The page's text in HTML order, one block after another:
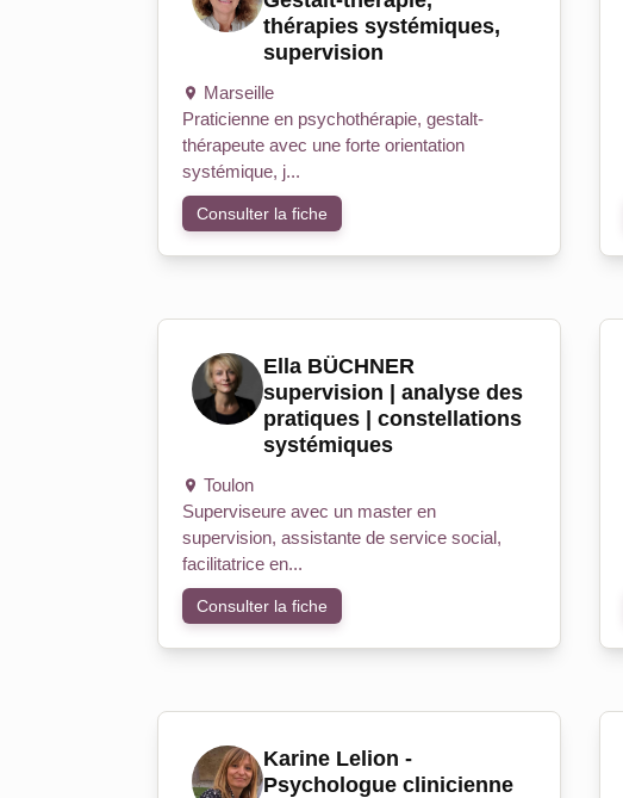
thérapies systémiques,
supervision
Marseille
Praticienne en psychothérapie, gestalt-
thérapeute avec une forte orientation
systémique, j...
Consulter la fiche
Ella BÜCHNER
supervision | analyse des
pratiques | constellations
systémiques
Toulon
Superviseure avec un master en
supervision, assistante de service social,
facilitatrice en...
Consulter la fiche
Karine Lelion -
Psychologue clinicienne